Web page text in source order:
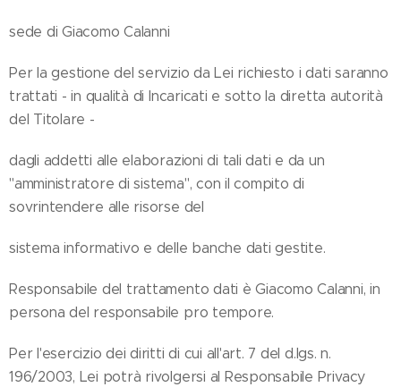
sede di Giacomo Calanni
Per la gestione del servizio da Lei richiesto i dati saranno
trattati - in qualità di Incaricati e sotto la diretta autorità
del Titolare -
dagli addetti alle elaborazioni di tali dati e da un
"amministratore di sistema", con il compito di
sovrintendere alle risorse del
sistema informativo e delle banche dati gestite.
Responsabile del trattamento dati è Giacomo Calanni, in
persona del responsabile pro tempore.
Per l'esercizio dei diritti di cui all'art. 7 del d.lgs. n.
196/2003, Lei potrà rivolgersi al Responsabile Privacy